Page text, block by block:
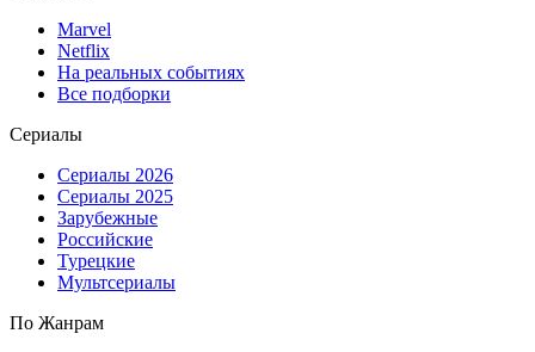
Marvel
Netflix
На реальных событиях
Все подборки
Сериалы
Сериалы 2026
Сериалы 2025
Зарубежные
Российские
Турецкие
Мультсериалы
По Жанрам